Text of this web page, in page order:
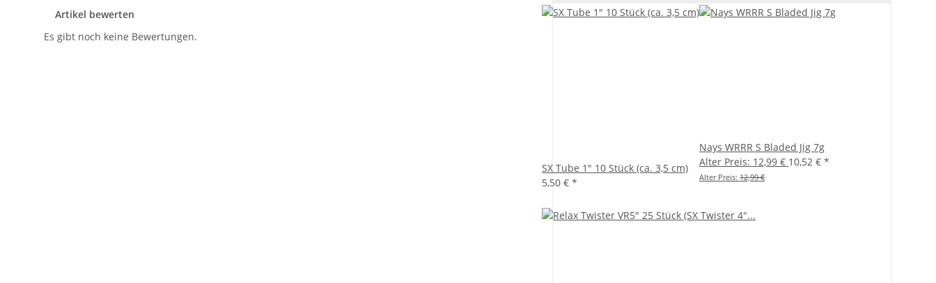
Artikel bewerten
Es gibt noch keine Bewertungen.
SX Tube 1" 10 Stück (ca. 3,5 cm)
5,50 €*
Nays WRRR S Bladed Jig 7g
Alter Preis: 12,99 € 10,52 €*
Alter Preis:12,99 €